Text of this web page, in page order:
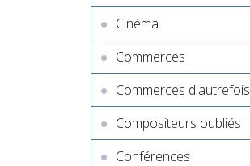
Cinéma
Commerces
Commerces d'autrefois
Compositeurs oubliés
Conférences